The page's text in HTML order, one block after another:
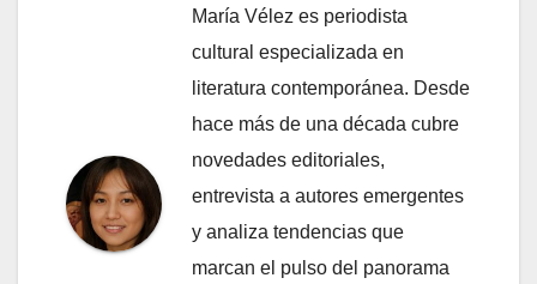
María Vélez es periodista
cultural especializada en
literatura contemporánea. Desde
hace más de una década cubre
novedades editoriales,
entrevista a autores emergentes
y analiza tendencias que
marcan el pulso del panorama